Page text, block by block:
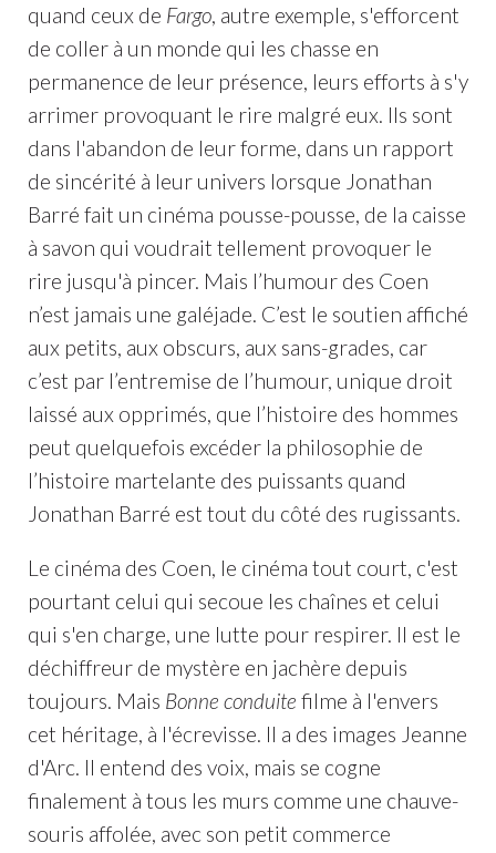
quand ceux de Fargo, autre exemple, s'efforcent
de coller à un monde qui les chasse en
permanence de leur présence, leurs efforts à s'y
arrimer provoquant le rire malgré eux. Ils sont
dans l'abandon de leur forme, dans un rapport
de sincérité à leur univers lorsque Jonathan
Barré fait un cinéma pousse-pousse, de la caisse
à savon qui voudrait tellement provoquer le
rire jusqu'à pincer. Mais l’humour des Coen
n’est jamais une galéjade. C’est le soutien affiché
aux petits, aux obscurs, aux sans-grades, car
c’est par l’entremise de l’humour, unique droit
laissé aux opprimés, que l’histoire des hommes
peut quelquefois excéder la philosophie de
l’histoire martelante des puissants quand
Jonathan Barré est tout du côté des rugissants.
Le cinéma des Coen, le cinéma tout court, c'est
pourtant celui qui secoue les chaînes et celui
qui s'en charge, une lutte pour respirer. Il est le
déchiffreur de mystère en jachère depuis
toujours. Mais Bonne conduite filme à l'envers
cet héritage, à l'écrevisse. Il a des images Jeanne
d'Arc. Il entend des voix, mais se cogne
finalement à tous les murs comme une chauve-
souris affolée, avec son petit commerce